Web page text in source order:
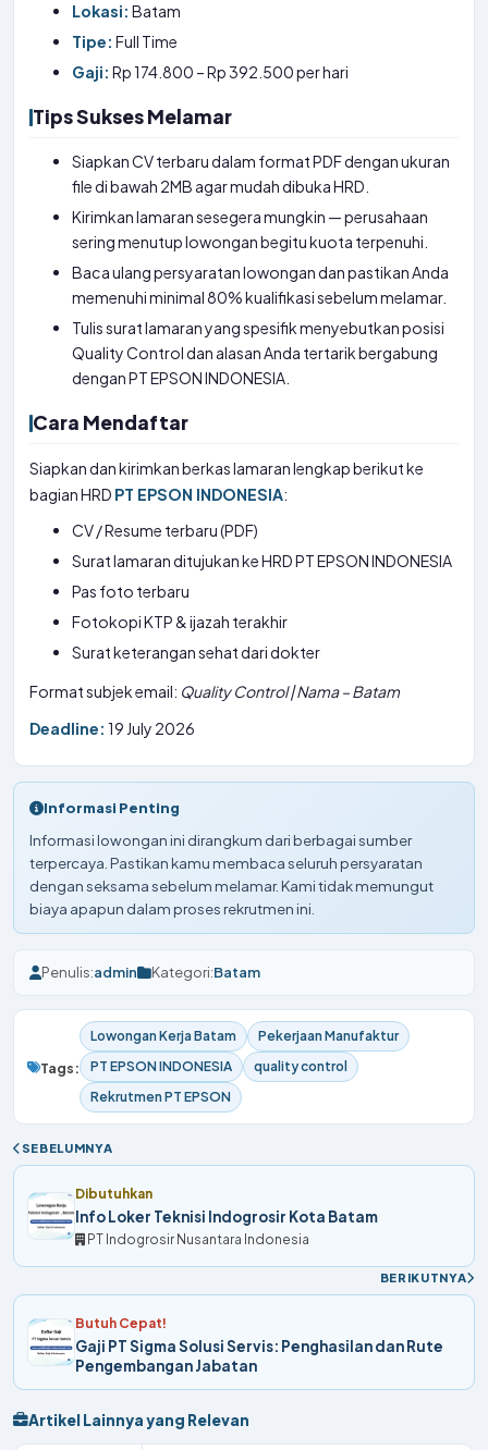
Lokasi: Batam
Tipe: Full Time
Gaji: Rp 174.800 – Rp 392.500 per hari
Tips Sukses Melamar
Siapkan CV terbaru dalam format PDF dengan ukuran
file di bawah 2MB agar mudah dibuka HRD.
Kirimkan lamaran sesegera mungkin — perusahaan
sering menutup lowongan begitu kuota terpenuhi.
Baca ulang persyaratan lowongan dan pastikan Anda
memenuhi minimal 80% kualifikasi sebelum melamar.
Tulis surat lamaran yang spesifik menyebutkan posisi
Quality Control dan alasan Anda tertarik bergabung
dengan PT EPSON INDONESIA.
Cara Mendaftar
Siapkan dan kirimkan berkas lamaran lengkap berikut ke
bagian HRD PT EPSON INDONESIA:
CV / Resume terbaru (PDF)
Surat lamaran ditujukan ke HRD PT EPSON INDONESIA
Pas foto terbaru
Fotokopi KTP & ijazah terakhir
Surat keterangan sehat dari dokter
Format subjek email: Quality Control | Nama – Batam
Deadline: 19 July 2026
Informasi Penting
Informasi lowongan ini dirangkum dari berbagai sumber
terpercaya. Pastikan kamu membaca seluruh persyaratan
dengan seksama sebelum melamar. Kami tidak memungut
biaya apapun dalam proses rekrutmen ini.
Penulis:admin Kategori:Batam
Tags:
Lowongan Kerja Batam
Pekerjaan Manufaktur
PT EPSON INDONESIA
quality control
Rekrutmen PT EPSON
SEBELUMNYA
Dibutuhkan
Info Loker Teknisi Indogrosir Kota Batam
PT Indogrosir Nusantara Indonesia
BERIKUTNYA
Butuh Cepat!
Gaji PT Sigma Solusi Servis: Penghasilan dan Rute
Pengembangan Jabatan
Artikel Lainnya yang Relevan